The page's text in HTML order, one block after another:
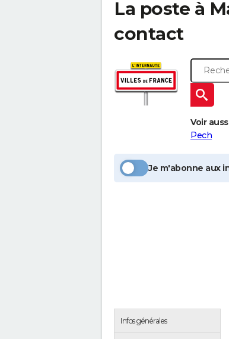
La poste à
contact
Voir
Pech
Je m'abonne aux
Infos générales